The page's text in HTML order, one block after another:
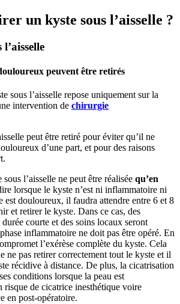
un kyste sous l’aisselle ?
l’aisselle
peuvent être retirés
sous l’aisselle repose uniquement sur la
intervention de chirurgie
peut être retiré pour éviter qu’il ne
d’une part, et pour des raisons
l’aisselle ne peut être réalisée qu’en
lorsque le kyste n’est ni inflammatoire ni
est douloureux, il faudra attendre entre 6 et 8
et retirer le kyste. Dans ce cas, des
courte et des soins locaux seront
inflammatoire ne doit pas être opéré. En
l’exérèse complète du kyste. Cela
ne pas retirer correctement tout le kyste et il
récidive à distance. De plus, la cicatrisation
conditions lorsque la peau est
risque de cicatrice inesthétique voire
en post-opératoire.